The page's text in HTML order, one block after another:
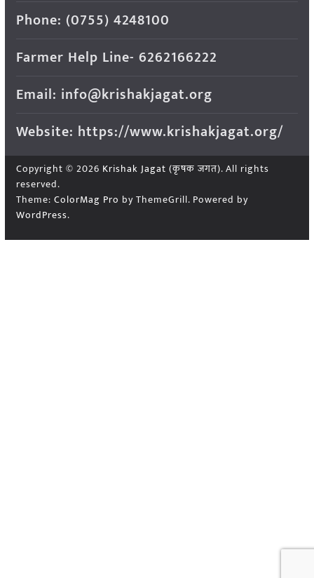
Phone: (0755) 4248100
Farmer Help Line- 6262166222
Email: info@krishakjagat.org
Website: https://www.krishakjagat.org/
Copyright © 2026 Krishak Jagat (कृषक जगत). All rights
reserved.
Theme: ColorMag Pro by ThemeGrill. Powered by
WordPress.